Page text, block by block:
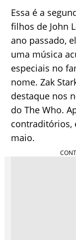
Essa é a
filhos de John
ano passado,
uma música
especiais no
nome. Zak
destaque nos
do The Who.
contraditórios,
maio.